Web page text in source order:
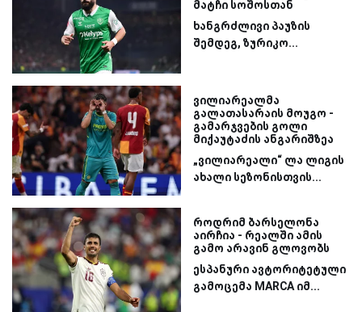
მატჩი სოშოსთან
ხანგრძლივი პაუზის
შემდეგ, ზურიკო...
ვილიარეალმა
გალათასარაის მოუგო -
გამარჯვების გოლი
მიქაუტაძის ანგარიშზეა
„ვილიარეალი“ ლა ლიგის
ახალი სეზონისთვის...
როდრიმ ბარსელონა
აირჩია - რეალში ამის
გამო არავინ გლოვობს
ესპანური ავტორიტეტული
გამოცემა MARCA იმ...